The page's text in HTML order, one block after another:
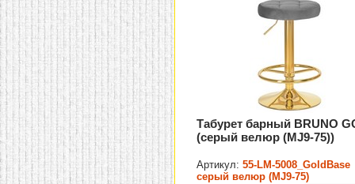
Табурет барный BRUNO
(серый велюр (MJ9-75))
Артикул:55-LM-5008_GoldBase
серый велюр (MJ9-75)